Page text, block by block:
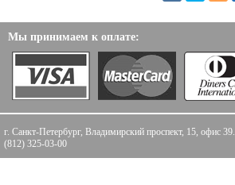
Мы принимаем к оплате:
г. Санкт-Петербург, Владимирский проспект, 15, офис 39.
(812) 325-03-00